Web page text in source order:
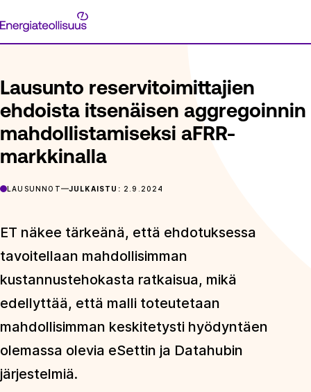
suoraan
Energiateollisuus
ETUSIVU
Lausunto reservitoimittajien
ehdoista itsenäisen aggregoinnin
mahdollistamiseksi aFRR-
markkinalla
LAUSUNNOT JULKAISTU: 2.9.2024
ET näkee tärkeänä, että ehdotuksessa
tavoitellaan mahdollisimman
kustannustehokasta ratkaisua, mikä
edellyttää, että malli toteutetaan
mahdollisimman keskitetysti hyödyntäen
olemassa olevia eSettin ja Datahubin
järjestelmiä.